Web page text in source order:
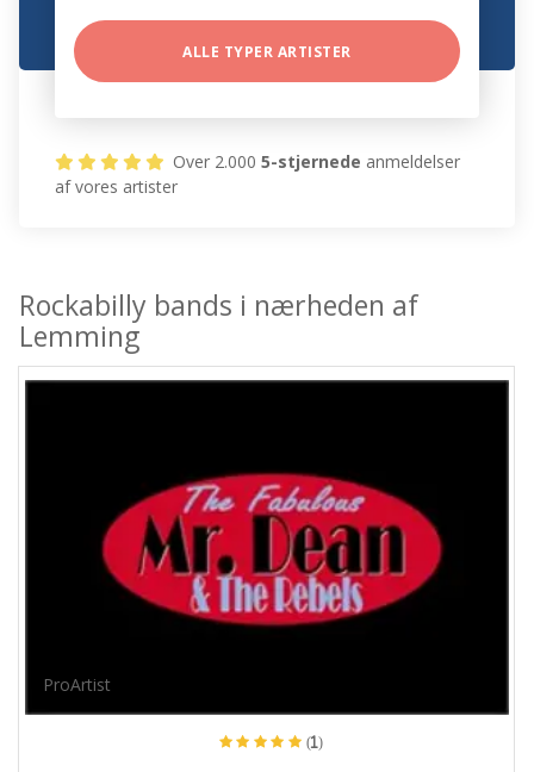
ALLE TYPER ARTISTER
Over 2.0005-stjernede anmeldelser
af vores artister
Rockabilly bands i nærheden af
Lemming
ProArtist
(1)